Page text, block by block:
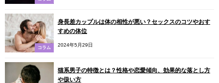
コラム
身長差カップルは体の相性が悪い？セックスのコツやおす
すめの体位
2024年5月29日
猫系男子の特徴とは？性格や恋愛傾向、効果的な落とし方
や扱い方